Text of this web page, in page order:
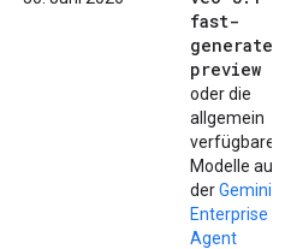
fast-
generate-
preview
oder die
allgemein
verfügbaren
Modelle auf
derGemini
Enterprise
Agent